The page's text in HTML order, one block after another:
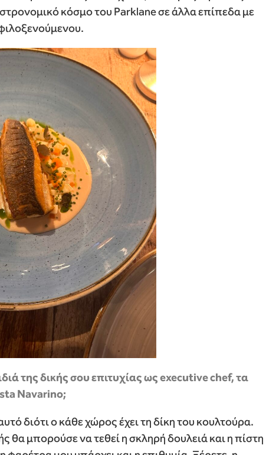
κόσμο του Parklane σε άλλα επίπεδα με
της δικής σου επιτυχίας ως executive chef, τα
Navarino;
διότι ο κάθε χώρος έχει τη δίκη του κουλτούρα.
μπορούσε να τεθεί η σκληρή δουλειά και η πίστη